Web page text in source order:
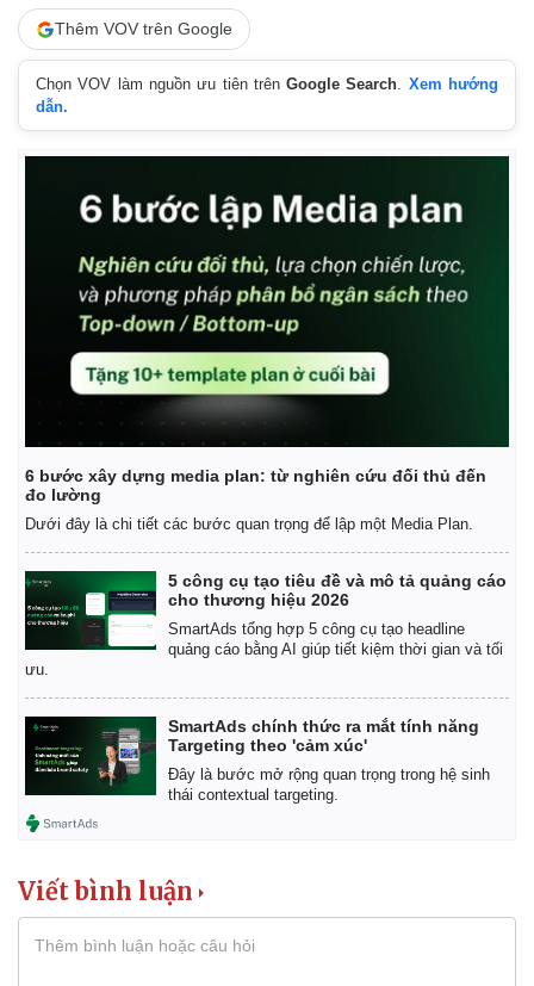
Thêm VOV trên Google
Chọn VOV làm nguồn ưu tiên trênGoogle Search. Xem hướng
dẫn.
6 bước xây dựng media plan: từ nghiên cứu đối thủ đến
đo lường
Dưới đây là chi tiết các bước quan trọng để lập một Media Plan.
5 công cụ tạo tiêu đề và mô tả quảng cáo
cho thương hiệu 2026
SmartAds tổng hợp 5 công cụ tạo headline
quảng cáo bằng AI giúp tiết kiệm thời gian và tối
ưu.
SmartAds chính thức ra mắt tính năng
Targeting theo 'cảm xúc'
Đây là bước mở rộng quan trọng trong hệ sinh
thái contextual targeting.
Viết bình luận